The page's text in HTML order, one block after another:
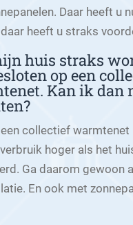
Daar heeft u
daar heeft u straks
huis straks
op een
Kan ik dan
collectief warmtenet
hoger als het
Ga daarom gewoon
En ook met